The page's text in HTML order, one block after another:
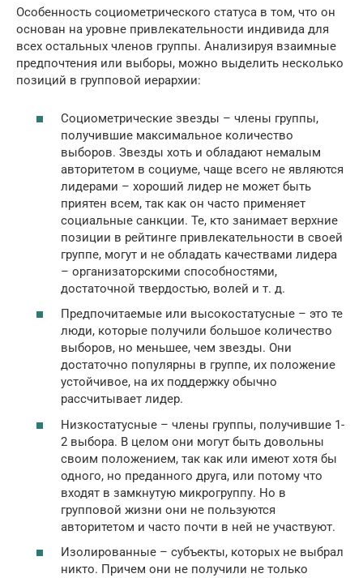
Особенность социометрического статуса в том, что он
основан на уровне привлекательности индивида для
всех остальных членов группы. Анализируя взаимные
предпочтения или выборы, можно выделить несколько
позиций в групповой иерархии:
Социометрические звезды – члены группы,
получившие максимальное количество
выборов. Звезды хоть и обладают немалым
авторитетом в социуме, чаще всего не являются
лидерами – хороший лидер не может быть
приятен всем, так как он часто применяет
социальные санкции. Те, кто занимает верхние
позиции в рейтинге привлекательности в своей
группе, могут и не обладать качествами лидера
– организаторскими способностями,
достаточной твердостью, волей и т. д.
Предпочитаемые или высокостатусные – это те
люди, которые получили большое количество
выборов, но меньшее, чем звезды. Они
достаточно популярны в группе, их положение
устойчивое, на их поддержку обычно
рассчитывает лидер.
Низкостатусные – члены группы, получившие 1-
2 выбора. В целом они могут быть довольны
своим положением, так как или имеют хотя бы
одного, но преданного друга, или потому что
входят в замкнутую микрогруппу. Но в
групповой жизни они не пользуются
авторитетом и часто почти в ней не участвуют.
Изолированные – субъекты, которых не выбрал
никто. Причем они не получили не только